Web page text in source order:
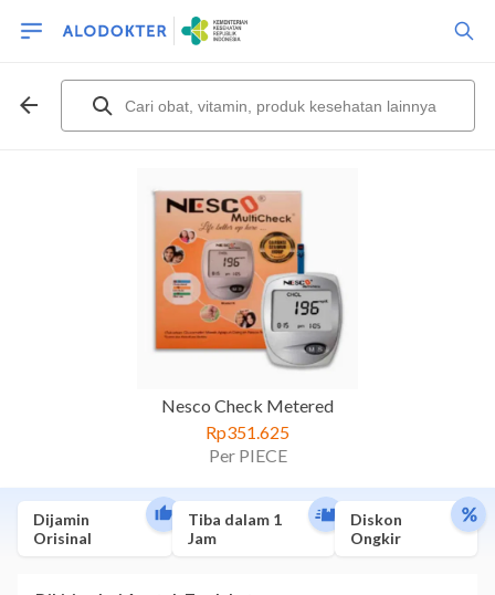
Nesco Check Metered
Rp351.625
Per PIECE
Dijamin
Orisinal
Tiba dalam 1
Jam
Diskon
Ongkir